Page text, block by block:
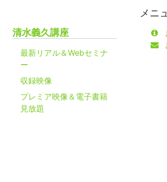
清水義久講座
最新リアル＆Webセミナ
ー
収録映像
プレミア映像＆電子書籍
見放題
メニ